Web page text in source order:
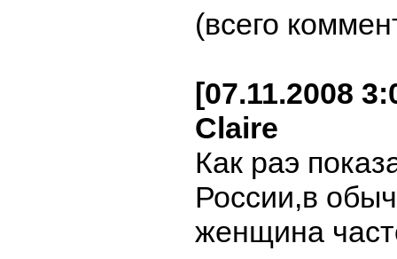
(всего
[07.11.2008
Claire
Как раэ
России,в
женщина